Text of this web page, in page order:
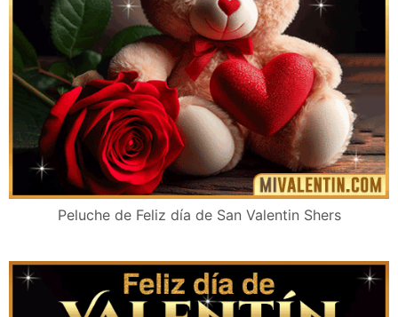
Peluche de Feliz día de San Valentin Shers